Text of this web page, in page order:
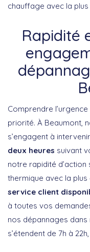
chauffage avec la
Rapidité
Comprendre
priorité. À Beaumont,
s’engagent à
deux heures suivant
notre rapidité
thermique avec la
service client
à toutes vos
nos dépannages dans
s’étendent de 7h à